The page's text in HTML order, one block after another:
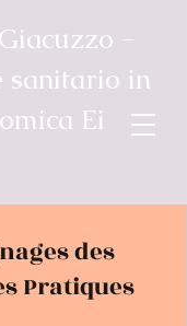
-
sanitario in
Ei
des
Pratiques